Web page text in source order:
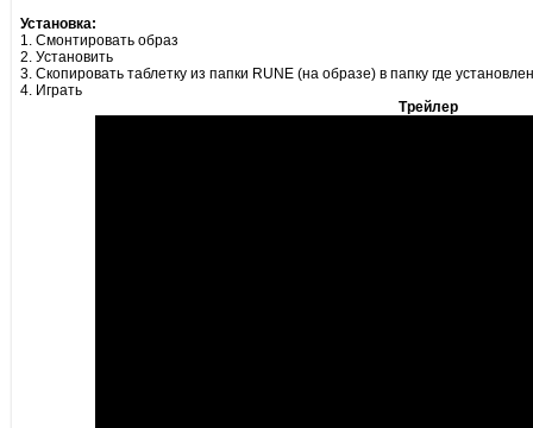
Установка:
1. Смонтировать образ
2. Установить
3. Скопировать таблетку из папки RUNE (на образе) в папку где
4. Играть
Трейлер